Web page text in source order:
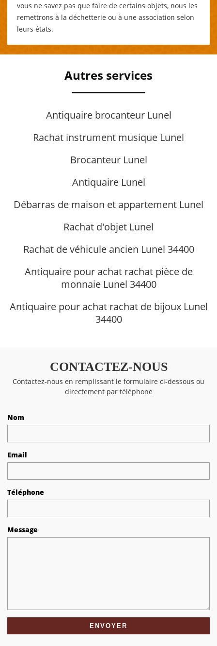
vous ne savez pas que faire de certains objets, nous les
remettrons à la déchetterie ou à une association selon
leurs états.
Autres services
Antiquaire brocanteur Lunel
Rachat instrument musique Lunel
Brocanteur Lunel
Antiquaire Lunel
Débarras de maison et appartement Lunel
Rachat d'objet Lunel
Rachat de véhicule ancien Lunel 34400
Antiquaire pour achat rachat pièce de
monnaie Lunel 34400
Antiquaire pour achat rachat de bijoux Lunel
34400
CONTACTEZ-NOUS
Contactez-nous en remplissant le formulaire ci-dessous ou
directement par téléphone
Nom
Email
Téléphone
Message